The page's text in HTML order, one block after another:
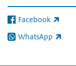
Facebook
(externe link)
WhatsApp
(externe link)